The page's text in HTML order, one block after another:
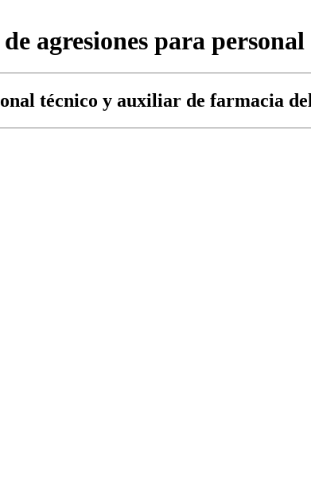
agresiones para
técnico y auxiliar de farmacia